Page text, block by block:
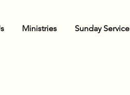
Ministries Sunday Service